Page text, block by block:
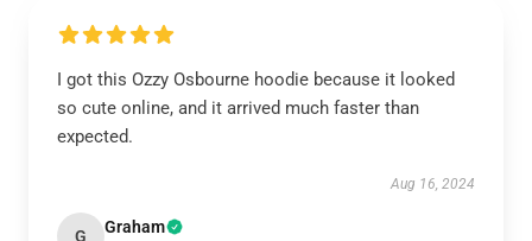
I got this Ozzy Osbourne hoodie because it looked
so cute online, and it arrived much faster than
expected.
Aug 16, 2024
G Graham